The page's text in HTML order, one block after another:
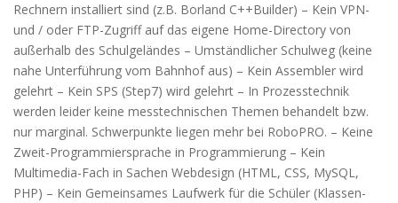
Rechnern installiert sind (z.B. Borland C++Builder) – Kein VPN-
und / oder FTP-Zugriff auf das eigene Home-Directory von
außerhalb des Schulgeländes – Umständlicher Schulweg (keine
nahe Unterführung vom Bahnhof aus) – Kein Assembler wird
gelehrt – Kein SPS (Step7) wird gelehrt – In Prozesstechnik
werden leider keine messtechnischen Themen behandelt bzw.
nur marginal. Schwerpunkte liegen mehr bei RoboPRO. – Keine
Zweit-Programmiersprache in Programmierung – Kein
Multimedia-Fach in Sachen Webdesign (HTML, CSS, MySQL,
PHP) – Kein Gemeinsames Laufwerk für die Schüler (Klassen-